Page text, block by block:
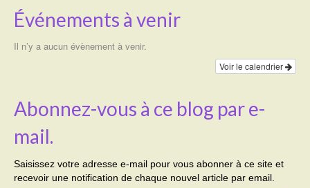
Événements à venir
Il n’y a aucun évènement à venir.
Voir le calendrier
Abonnez-vous à ce blog par e-
mail.
Saisissez votre adresse e-mail pour vous abonner à ce site et
recevoir une notification de chaque nouvel article par email.